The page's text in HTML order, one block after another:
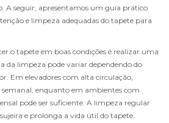
A seguir, apresentamos um guia prático
e limpeza adequadas do tapete para
o tapete em boas condições é realizar uma
da limpeza pode variar dependendo do
Em elevadores com alta circulação,
enquanto em ambientes com
pode ser suficiente. A limpeza regular
e prolonga a vida útil do tapete.